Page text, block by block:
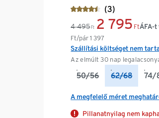
(3)
4 495 Ft 2 795 Ft
Ft/pár1 397
Az elmúlt 30 nap
ÁFA-
Szállítási költséget nem
50/56 62/68 74/
A megfelelő méret
Pillanatnyilag nem